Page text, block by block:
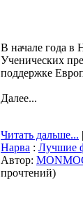
В начале года в
Ученических
поддержке
Далее...
Читать дальше...
Нарва : Лучшие
Автор:
прочтений)